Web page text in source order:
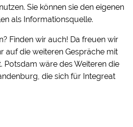
Sie können sie den eigenen
als Informationsquelle.
Finden wir auch! Da freuen wir
auf die weiteren Gespräche mit
Potsdam wäre des Weiteren die
die sich für Integreat